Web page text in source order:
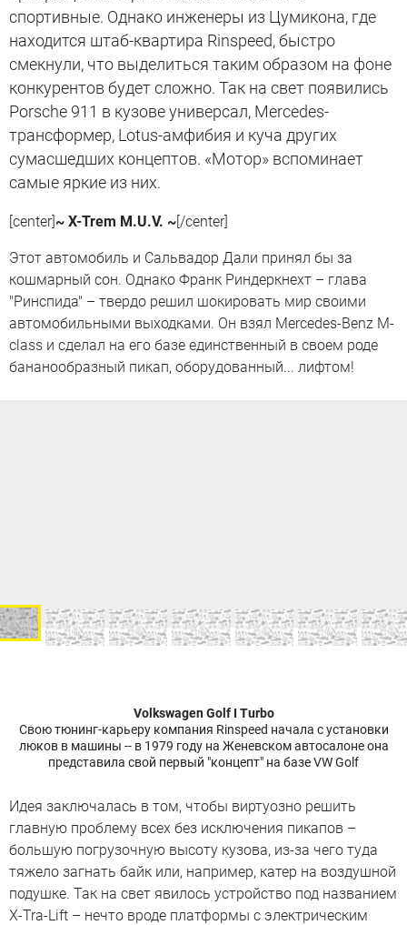
спортивные. Однако инженеры из Цумикона, где
находится штаб-квартира Rinspeed, быстро
смекнули, что выделиться таким образом на фоне
конкурентов будет сложно. Так на свет появились
Porsche 911 в кузове универсал, Mercedes-
трансформер, Lotus-амфибия и куча других
сумасшедших концептов. «Мотор» вспоминает
самые яркие из них.
[center]~ X-Trem M.U.V. ~[/center]
Этот автомобиль и Сальвадор Дали принял бы за
кошмарный сон. Однако Франк Риндеркнехт – глава
"Ринспида" – твердо решил шокировать мир своими
автомобильными выходками. Он взял Mercedes-Benz M-
class и сделал на его базе единственный в своем роде
бананообразный пикап, оборудованный... лифтом!
Volkswagen Golf I Turbo
Свою тюнинг-карьеру компания Rinspeed начала с установки
люков в машины -- в 1979 году на Женевском автосалоне она
представила свой первый "концепт" на базе VW Golf
Идея заключалась в том, чтобы виртуозно решить
главную проблему всех без исключения пикапов –
большую погрузочную высоту кузова, из-за чего туда
тяжело загнать байк или, например, катер на воздушной
подушке. Так на свет явилось устройство под названием
X-Tra-Lift – нечто вроде платформы с электрическим